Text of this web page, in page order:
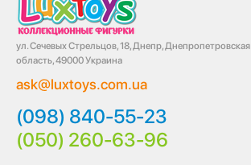
ул. Сечевых Стрельцов, 18, Днепр, Днепропетровская
область, 49000 Украина
ask@luxtoys.com.ua
(098) 840-55-23
(050) 260-63-96